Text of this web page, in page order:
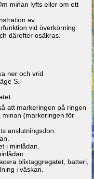
minan lyfts eller om ett
av
vid överkörning
därefter osäkras.
ner och vrid
S.
att markeringen på ringen
(markeringen för
anslutningsdon.
i minlådan.
blixtaggregatet, batteri,
i väskan.